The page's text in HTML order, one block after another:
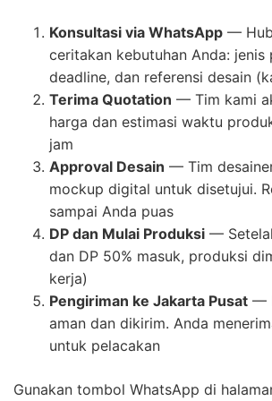
Konsultasi via WhatsApp —
ceritakan kebutuhan Anda: jenis
deadline, dan referensi desain
Terima Quotation — Tim kami
harga dan estimasi waktu
jam
Approval Desain — Tim
mockup digital untuk disetujui.
sampai Anda puas
DP dan Mulai Produksi —
dan DP 50% masuk, produksi
kerja)
Pengiriman ke Jakarta Pusat —
aman dan dikirim. Anda
untuk pelacakan
Gunakan tombol WhatsApp di